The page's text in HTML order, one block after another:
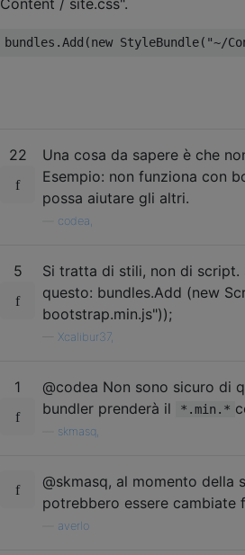
bundles .Add (new StyleBundle( "~/
22
Una cosa da sapere è che
Esempio: non funziona con
possa aiutare gli altri.
codea,
5
Si tratta di stili, non di script.
questo: bundles.Add (new
bootstrap.min.js"));
Xcalibur37,
1
@codea Non sono sicuro di
bundler prenderà il
*.min.*
skmasq,
@skmasq, al momento della
potrebbero essere cambiate
averlo